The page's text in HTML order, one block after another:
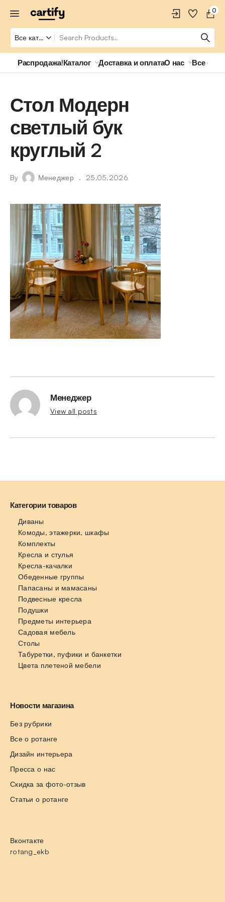
0
Распродажа!Каталог Доставка и оплатаО нас Все о
Стол Модерн
светлый бук
круглый 2
By Менеджер 25.05.2026
Менеджер
View all posts
Категории товаров
Диваны
Комоды, этажерки, шкафы
Комплекты
Кресла и стулья
Кресла-качалки
Обеденные группы
Папасаны и мамасаны
Подвесные кресла
Подушки
Предметы интерьера
Садовая мебель
Столы
Табуретки, пуфики и банкетки
Цвета плетеной мебели
Новости магазина
Без рубрики
Все о ротанге
Дизайн интерьера
Пресса о нас
Скидка за фото-отзыв
Статьи о ротанге
Вконтакте
rotang_ekb